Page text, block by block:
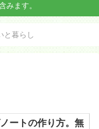
みます。
と暮らし
ートの作り方。無